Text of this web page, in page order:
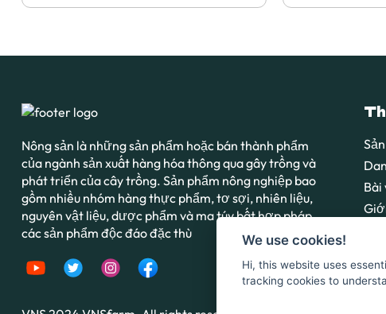
Nông sản là những sản phẩm hoặc bán thành phẩm
của ngành sản xuất hàng hóa thông qua gây trồng và
phát triển của cây trồng. Sản phẩm nông nghiệp bao
gồm nhiều nhóm hàng thực phẩm, tơ sợi, nhiên liệu,
nguyên vật liệu, dược phẩm và ma túy bất hợp pháp,
các sản phẩm độc đáo đặc thù
Bài
We use cookies!
Hi, this website uses
tracking cookies to